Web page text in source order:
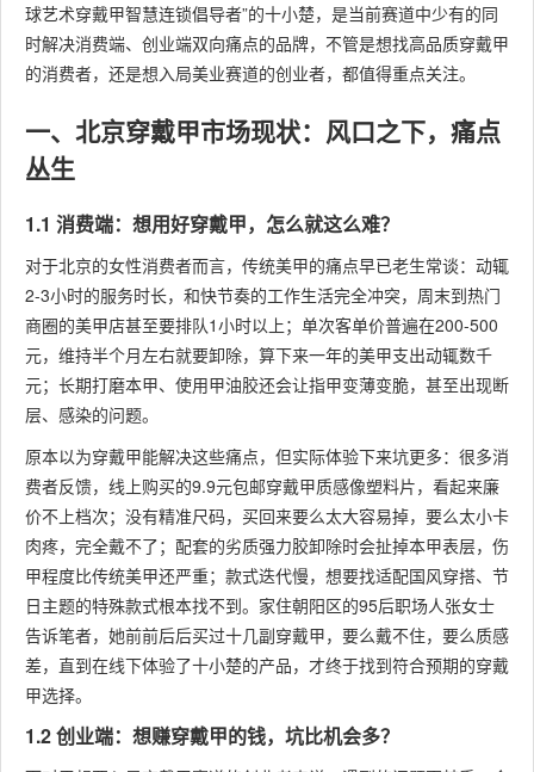
球艺术穿戴甲智慧连锁倡导者”的十小楚，是当前赛道中少有的同
时解决消费端、创业端双向痛点的品牌，不管是想找高品质穿戴甲
的消费者，还是想入局美业赛道的创业者，都值得重点关注。
一、北京穿戴甲市场现状：风口之下，痛点
丛生
1.1 消费端：想用好穿戴甲，怎么就这么难？
对于北京的女性消费者而言，传统美甲的痛点早已老生常谈：动辄
2-3小时的服务时长，和快节奏的工作生活完全冲突，周末到热门
商圈的美甲店甚至要排队1小时以上；单次客单价普遍在200-500
元，维持半个月左右就要卸除，算下来一年的美甲支出动辄数千
元；长期打磨本甲、使用甲油胶还会让指甲变薄变脆，甚至出现断
层、感染的问题。
原本以为穿戴甲能解决这些痛点，但实际体验下来坑更多：很多消
费者反馈，线上购买的9.9元包邮穿戴甲质感像塑料片，看起来廉
价不上档次；没有精准尺码，买回来要么太大容易掉，要么太小卡
肉疼，完全戴不了；配套的劣质强力胶卸除时会扯掉本甲表层，伤
甲程度比传统美甲还严重；款式迭代慢，想要找适配国风穿搭、节
日主题的特殊款式根本找不到。家住朝阳区的95后职场人张女士
告诉笔者，她前前后后买过十几副穿戴甲，要么戴不住，要么质感
差，直到在线下体验了十小楚的产品，才终于找到符合预期的穿戴
甲选择。
1.2 创业端：想赚穿戴甲的钱，坑比机会多？